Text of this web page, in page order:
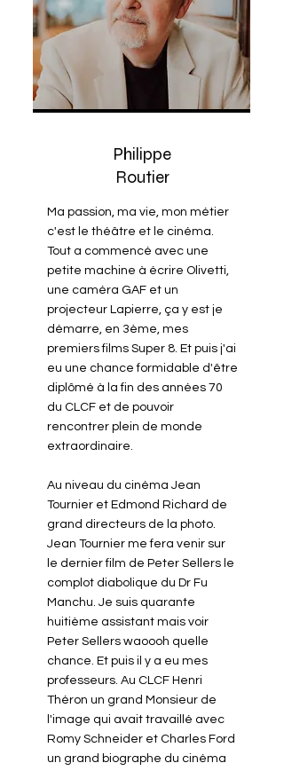
Philippe
Routier
Ma passion, ma vie, mon métier
c'est le théâtre et le cinéma.
Tout a commencé avec une
petite machine à écrire Olivetti,
une caméra GAF et un
projecteur Lapierre, ça y est je
démarre, en 3ème, mes
premiers films Super 8. Et puis j'ai
eu une chance formidable d'être
diplômé à la fin des années 70
du CLCF et de pouvoir
rencontrer plein de monde
extraordinaire.
Au niveau du cinéma Jean
Tournier et Edmond Richard de
grand directeurs de la photo.
Jean Tournier me fera venir sur
le dernier film de Peter Sellers le
complot diabolique du Dr Fu
Manchu. Je suis quarante
huitième assistant mais voir
Peter Sellers waoooh quelle
chance. Et puis il y a eu mes
professeurs. Au CLCF Henri
Théron un grand Monsieur de
l'image qui avait travaillé avec
Romy Schneider et Charles Ford
un grand biographe du cinéma